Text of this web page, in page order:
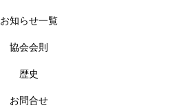
お知らせ一覧
協会会則
歴史
お問合せ